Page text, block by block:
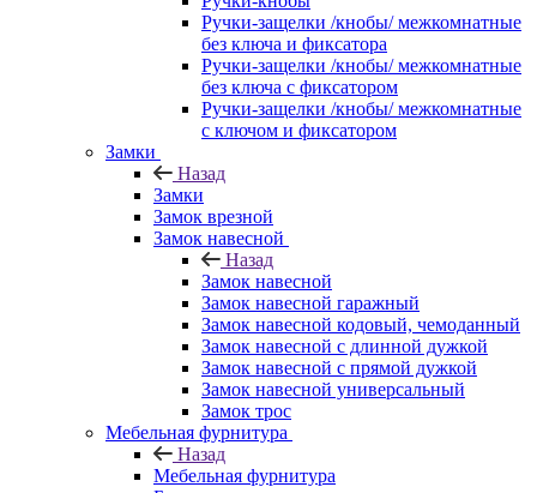
Ручки-защелки /кнобы/ межкомнатные
без ключа и фиксатора
Ручки-защелки /кнобы/ межкомнатные
без ключа с фиксатором
Ручки-защелки /кнобы/ межкомнатные
с ключом и фиксатором
Замки
Назад
Замки
Замок врезной
Замок навесной
Назад
Замок навесной
Замок навесной гаражный
Замок навесной кодовый, чемоданный
Замок навесной с длинной дужкой
Замок навесной с прямой дужкой
Замок навесной универсальный
Замок трос
Мебельная фурнитура
Назад
Мебельная фурнитура